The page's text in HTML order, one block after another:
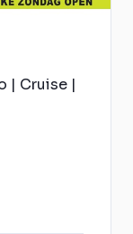
| Cruise |